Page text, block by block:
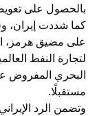
بالحصول على
كما شددت إيران،
على مضيق هرمز،
لتجارة النفط
البحري المفروض
مستقبلًا.
وتضمن الرد